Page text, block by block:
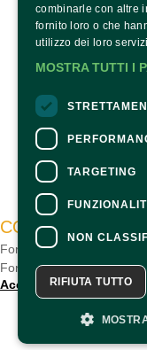
CONTACTS
For information and
For information on the
Accessibility statement
combinarle con altre
fornito loro o che
utilizzo dei loro
MOSTRA TUTTI I
TARGETING
NON
RIFIUTA TUTTO